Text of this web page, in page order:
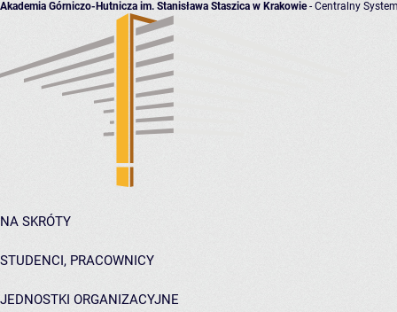
Akademia Górniczo-Hutnicza im. Stanisława Staszica w Krakowie- Centralny
NA SKRÓTY
STUDENCI, PRACOWNICY
JEDNOSTKI ORGANIZACYJNE